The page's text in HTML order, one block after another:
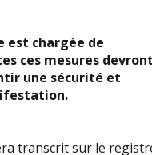
est chargée de
ces mesures
une sécurité et
transcrit sur le